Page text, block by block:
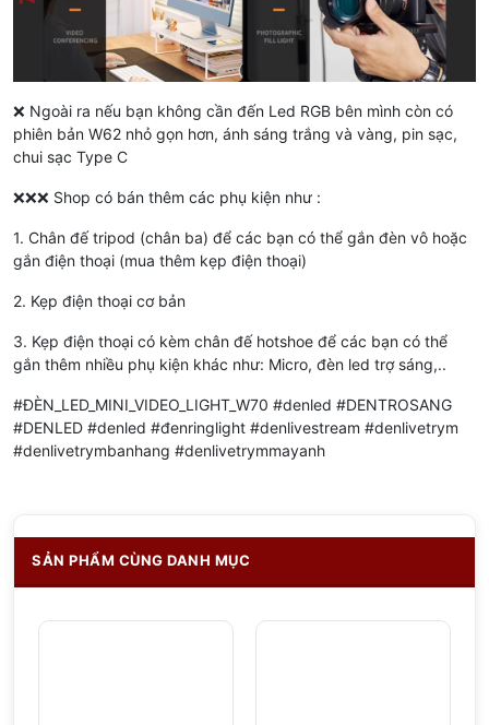
❌ Ngoài ra nếu bạn không cần đến Led RGB bên mình còn có
phiên bản W62 nhỏ gọn hơn, ánh sáng trắng và vàng, pin sạc,
chui sạc Type C
❌❌❌ Shop có bán thêm các phụ kiện như :
1. Chân đế tripod (chân ba) để các bạn có thể gắn đèn vô hoặc
gắn điện thoại (mua thêm kẹp điện thoại)
2. Kẹp điện thoại cơ bản
3. Kẹp điện thoại có kèm chân đế hotshoe để các bạn có thể
gắn thêm nhiều phụ kiện khác như: Micro, đèn led trợ sáng,..
#ĐÈN_LED_MINI_VIDEO_LIGHT_W70 #denled #DENTROSANG
#DENLED #denled #đenringlight #denlivestream #denlivetrym
#denlivetrymbanhang #denlivetrymmayanh
SẢN PHẨM CÙNG DANH MỤC